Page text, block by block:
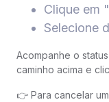
Clique em
Selecione
Acompanhe o
caminho acima e
👉 Para cancelar